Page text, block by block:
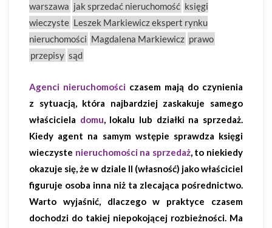
warszawa jak sprzedać nieruchomość księgi
wieczyste Leszek Markiewicz ekspert rynku
nieruchomości Magdalena Markiewicz prawo
przepisy sąd
Agenci nieruchomości czasem mają do czynienia
z sytuacją, która najbardziej zaskakuje samego
właściciela domu, lokalu lub działki na sprzedaż.
Kiedy agent na samym wstępie sprawdza księgi
wieczyste nieruchomości na sprzedaż, to niekiedy
okazuje się, że w dziale II (własność) jako właściciel
figuruje osoba inna niż ta zlecająca pośrednictwo.
Warto wyjaśnić, dlaczego w praktyce czasem
dochodzi do takiej niepokojącej rozbieżności. Ma